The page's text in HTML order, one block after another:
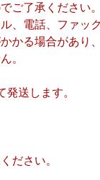
ご了承ください。
、電話、ファッ
かる場合があり
。
送します。
ださい。